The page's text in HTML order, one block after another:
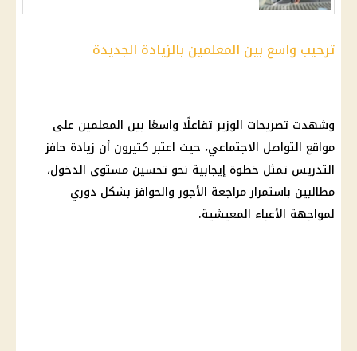
ترحيب واسع بين المعلمين بالزيادة الجديدة
وشهدت تصريحات الوزير تفاعلًا واسعًا بين المعلمين على
مواقع التواصل الاجتماعي، حيث اعتبر كثيرون أن زيادة حافز
التدريس تمثل خطوة إيجابية نحو تحسين مستوى الدخول،
مطالبين باستمرار مراجعة الأجوروالحوافز بشكل دوري
لمواجهة الأعباء المعيشية.